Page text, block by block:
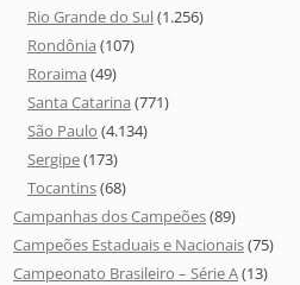
Rio Grande do Sul(1.256)
Rondônia (107)
Roraima (49)
Santa Catarina (771)
São Paulo (4.134)
Sergipe(173)
Tocantins(68)
Campanhas dos Campeões(89)
Campeões Estaduais e Nacionais(75)
Campeonato Brasileiro – Série A(13)